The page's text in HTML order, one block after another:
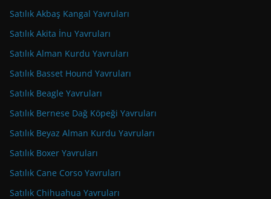
Satılık Akbaş Kangal Yavruları
Satılık Akita İnu Yavruları
Satılık Alman Kurdu Yavruları
Satılık Basset Hound Yavruları
Satılık Beagle Yavruları
Satılık Bernese Dağ Köpeği Yavruları
Satılık Beyaz Alman Kurdu Yavruları
Satılık Boxer Yavruları
Satılık Cane Corso Yavruları
Satılık Chihuahua Yavruları